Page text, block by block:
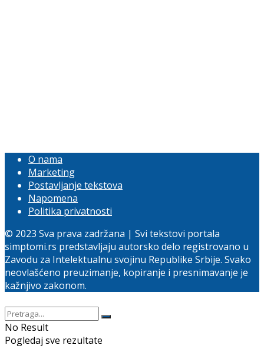
O nama
Marketing
Postavljanje tekstova
Napomena
Politika privatnosti
© 2023 Sva prava zadržana | Svi tekstovi portala
simptomi.rs predstavljaju autorsko delo registrovano u
Zavodu za Intelektualnu svojinu Republike Srbije. Svako
neovlašćeno preuzimanje, kopiranje i presnimavanje je
kažnjivo zakonom.
No Result
Pogledaj sve rezultate